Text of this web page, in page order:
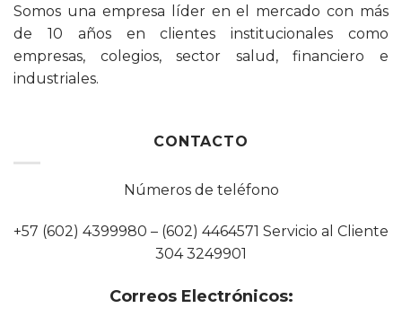
Somos una empresa líder en el mercado con más
de 10 años en clientes institucionales como
empresas, colegios, sector salud, financiero e
industriales.
CONTACTO
Números de teléfono
+57 (602) 4399980 – (602) 4464571 Servicio al Cliente
304 3249901
Correos Electrónicos: